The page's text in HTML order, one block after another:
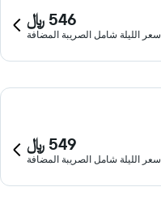
546 ﷼
سعر الليلة شامل الصريبة المضافة
549 ﷼
سعر الليلة شامل الصريبة المضافة